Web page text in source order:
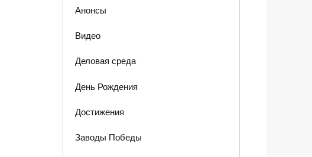
Анонсы
Видео
Деловая среда
День Рождения
Достижения
Заводы Победы